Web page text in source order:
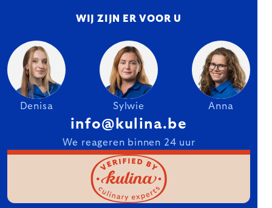
WIJ ZIJN ER VOOR U
Denisa Sylwie Anna
info@kulina.be
We reageren binnen 24 uur